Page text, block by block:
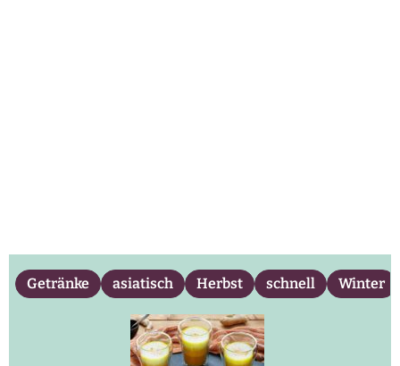
Getränke asiatisch Herbst schnell Winter